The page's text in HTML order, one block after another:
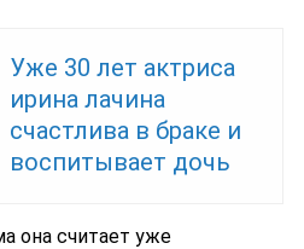
Уже 30 лет актриса
ирина лачина
счастлива в браке и
воспитывает дочь
она считает уже